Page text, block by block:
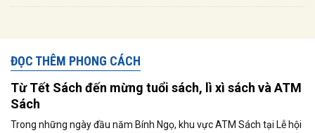
ĐỌC THÊM PHONG CÁCH
Từ Tết Sách đến mừng tuổi sách, lì xì sách và ATM
Sách
Trong những ngày đầu năm Bính Ngọ, khu vực ATM Sách tại Lễ hội